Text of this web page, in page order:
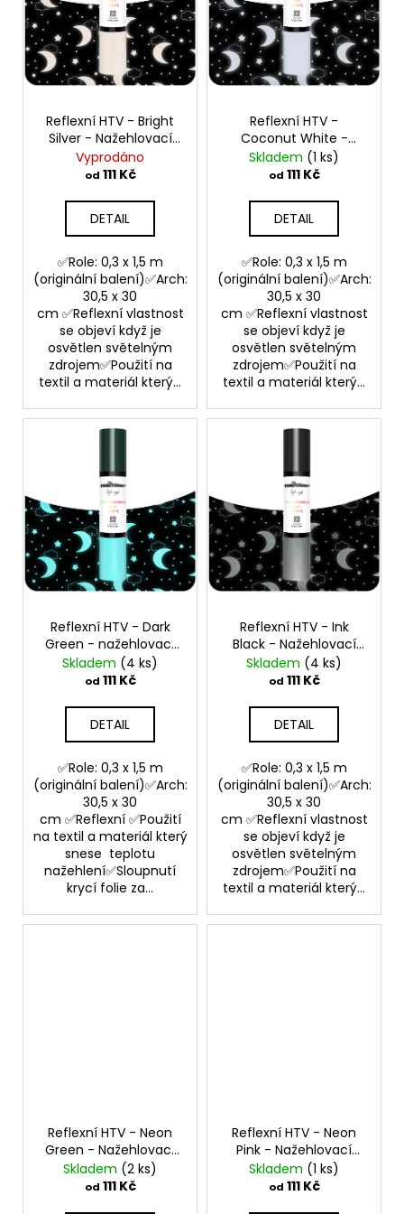
t
ů
s
p
r
o
Reflexní HTV - Bright
Silver - Nažehlovací
vinylová folie
Vyprodáno
od 111 Kč
DETAIL
✅Role: 0,3 x 1,5 m
(originální balení)✅Arch:
30,5 x 30
cm ✅Reflexní vlastnost
se objeví když je
osvětlen světelným
zdrojem✅Použití na
textil a materiál který...
Reflexní HTV -
Coconut White -
Nažehlovací vinylová
folie
Skladem (1 ks)
od 111 Kč
DETAIL
✅Role: 0,3 x 1,5 m
(originální balení)✅Arch:
30,5 x 30
cm ✅Reflexní vlastnost
se objeví když je
osvětlen světelným
zdrojem✅Použití na
textil a materiál který...
Reflexní HTV - Dark
Green - nažehlovací
vinylová folie
Skladem (4 ks)
od 111 Kč
DETAIL
✅Role: 0,3 x 1,5 m
(originální balení)✅Arch:
30,5 x 30
cm ✅Reflexní ✅Použití
na textil a materiál který
snese teplotu
nažehlení✅Sloupnutí
krycí folie za...
Reflexní HTV - Ink
Black - Nažehlovací
vinylová folie
Skladem (4 ks)
od 111 Kč
DETAIL
✅Role: 0,3 x 1,5 m
(originální balení)✅Arch:
30,5 x 30
cm ✅Reflexní vlastnost
se objeví když je
osvětlen světelným
zdrojem✅Použití na
textil a materiál který...
Reflexní HTV - Neon
Green - Nažehlovací
vinylová folie
Skladem (2 ks)
od 111 Kč
Reflexní HTV - Neon
Pink - Nažehlovací
vinylová folie
Skladem (1 ks)
od 111 Kč
u
e
m